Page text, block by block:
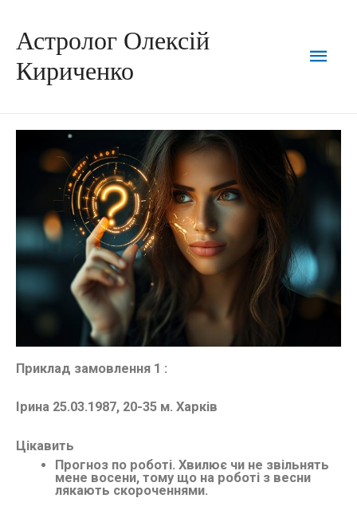
Астролог Олексій
Кириченко
Приклад замовлення 1 :
Ірина 25.03.1987, 20-35 м. Харків
Цікавить
Прогноз по роботі. Хвилює чи не звільнять
мене восени, тому що на роботі з весни
лякають скороченнями.